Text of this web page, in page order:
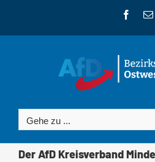
Gehe zu ...
Der AfD Kreisverband